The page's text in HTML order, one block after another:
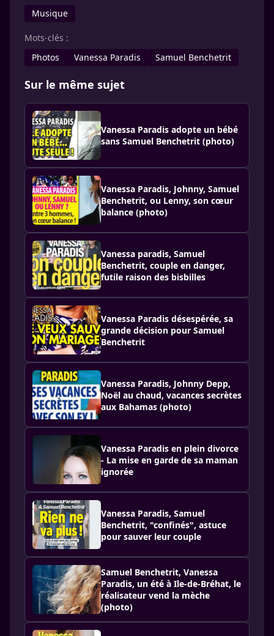
Musique
Mots-clés :
Photos
Vanessa Paradis Samuel Benchetrit
Sur le même sujet
Vanessa Paradis adopte un bébé
sans Samuel Benchetrit (photo)
Vanessa Paradis, Johnny, Samuel
Benchetrit, ou Lenny, son cœur
balance (photo)
Vanessa paradis, Samuel
Benchetrit, couple en danger,
futile raison des bisbilles
Vanessa Paradis désespérée, sa
grande décision pour Samuel
Benchetrit
Vanessa Paradis, Johnny Depp,
Noël au chaud, vacances secrètes
aux Bahamas (photo)
Vanessa Paradis en plein divorce
- La mise en garde de sa maman
ignorée
Vanessa Paradis, Samuel
Benchetrit, "confinés", astuce
pour sauver leur couple
Samuel Benchetrit, Vanessa
Paradis, un été à Ile-de-Bréhat, le
réalisateur vend la mèche
(photo)